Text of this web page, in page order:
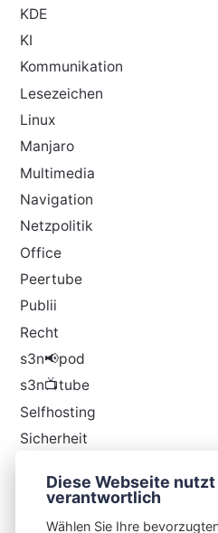
KDE
KI
Kommunikation
Lesezeichen
Linux
Manjaro
Multimedia
Navigation
Netzpolitik
Office
Peertube
Publii
Recht
s3n📢pod
s3n📺tube
Selfhosting
Sicherheit
Thunderbird
Diese Webseite
verantwortlich
Wählen Sie Ihre